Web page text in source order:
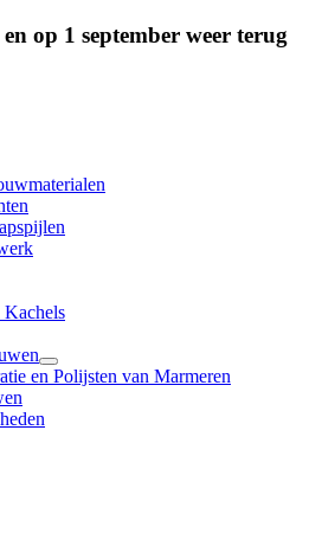
op 1 september weer terug
Kachels
en Polijsten van Marmeren